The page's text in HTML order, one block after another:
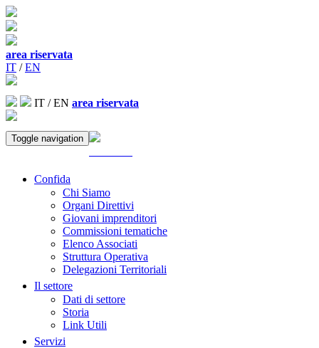
area riservata
IT /EN
IT /EN area riservata
Toggle navigation
Confida
Chi Siamo
Organi Direttivi
Giovani imprenditori
Commissioni tematiche
Elenco Associati
Struttura Operativa
Delegazioni Territoriali
Il settore
Dati di settore
Storia
Link Utili
Servizi